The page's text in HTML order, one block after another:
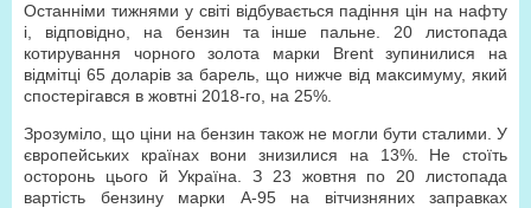
Останніми тижнями у світі відбувається падіння цін на нафту
і, відповідно, на бензин та інше пальне. 20 листопада
котирування чорного золота марки Brent зупинилися на
відмітці 65 доларів за барель, що нижче від максимуму, який
спостерігався в жовтні 2018-го, на 25%.
Зрозуміло, що ціни на бензин також не могли бути сталими. У
європейських країнах вони знизилися на 13%. Не стоїть
осторонь цього й Україна. З 23 жовтня по 20 листопада
вартість бензину марки А-95 на вітчизняних заправках